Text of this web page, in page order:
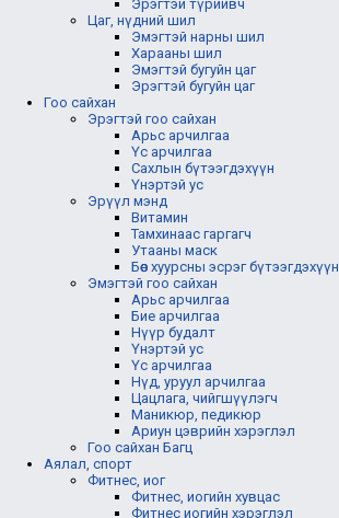
Эрэгтэй түрийвч
Цаг, нүдний шил
Эмэгтэй нарны шил
Харааны шил
Эмэгтэй бугуйн цаг
Эрэгтэй бугуйн цаг
Гоо сайхан
Эрэгтэй гоо сайхан
Арьс арчилгаа
Үс арчилгаа
Сахлын бүтээгдэхүүн
Үнэртэй ус
Эрүүл мэнд
Витамин
Тамхинаас гаргагч
Утааны маск
Бөөс хуурсны эсрэг бүтээгдэхүүн
Эмэгтэй гоо сайхан
Арьс арчилгаа
Бие арчилгаа
Нүүр будалт
Үнэртэй ус
Үс арчилгаа
Нүд, уруул арчилгаа
Цацлага, чийгшүүлэгч
Маникюр, педикюр
Ариун цэврийн хэрэглэл
Гоо сайхан Багц
Аялал, спорт
Фитнес, иог
Фитнес, иогийн хувцас
Фитнес иогийн хэрэглэл